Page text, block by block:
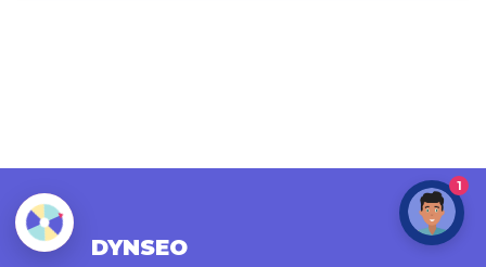
DYNSEO
1